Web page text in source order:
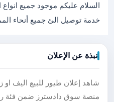
السلام عليكم موجود جميع انواع
خدمة توصيل الئ جميع أنحاء
نبذة عن الإعلان
شاهد إعلان طيور للبيع اليف
منصة سوق دادسترز ضمن فئة